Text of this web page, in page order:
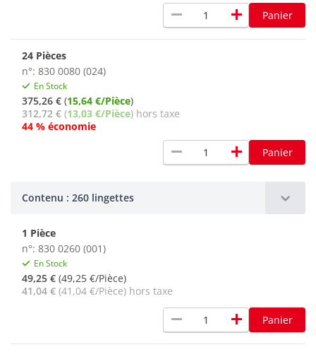
remove add Panier
24 Pièces
n°: 830 0080 (024)
En Stock
375,26 € (15,64 €/Pièce)
312,72 € (13,03 €/Pièce) hors taxe
44 % économie
remove add Panier
Contenu : 260 lingettes
1 Pièce
n°: 830 0260 (001)
En Stock
49,25 € (49,25 €/Pièce)
41,04 € (41,04 €/Pièce) hors taxe
remove add Panier